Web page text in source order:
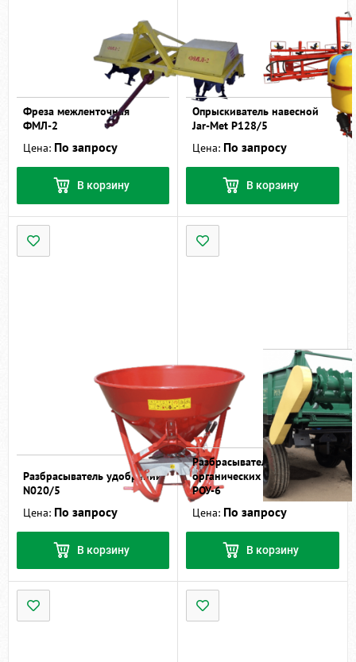
Фреза межленточная
ФМЛ-2
Цена: По запросу
В корзину
Опрыскиватель навесной
Jar-Met Р128/5
Цена: По запросу
В корзину
Разбрасыватель удобрений
N020/5
Цена: По запросу
В корзину
Разбрасыватель
органических удобрений
РОУ-6
Цена: По запросу
В корзину